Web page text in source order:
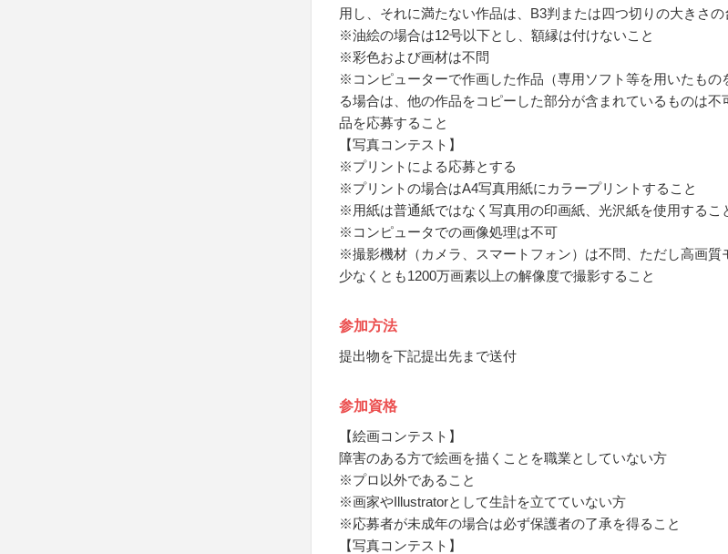
用し、それに満たない作品は、B3判または四つ切りの大きさ
※油絵の場合は12号以下とし、額縁は付けないこと
※彩色および画材は不問
※コンピューターで作画した作品（専用ソフト等を用いたもの
る場合は、他の作品をコピーした部分が含まれているものは不
品を応募すること
【写真コンテスト】
※プリントによる応募とする
※プリントの場合はA4写真用紙にカラープリントすること
※用紙は普通紙ではなく写真用の印画紙、光沢紙を使用するこ
※コンピュータでの画像処理は不可
※撮影機材（カメラ、スマートフォン）は不問、ただし高画質
少なくとも1200万画素以上の解像度で撮影すること
参加方法
提出物を下記提出先まで送付
参加資格
【絵画コンテスト】
障害のある方で絵画を描くことを職業としていない方
※プロ以外であること
※画家やIllustratorとして生計を立てていない方
※応募者が未成年の場合は必ず保護者の了承を得ること
【写真コンテスト】